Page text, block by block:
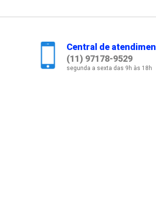
Central de
(11) 97178-9529
segunda a sexta das 9h às 18h